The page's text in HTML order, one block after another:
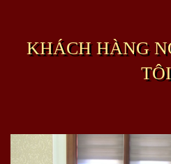
KHÁCH HÀNG
TÔI